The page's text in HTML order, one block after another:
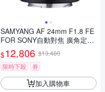
SAMYANG AF 24mm F1.8 FE
FOR SONY自動對焦 廣角定焦
鏡頭 (公司貨)
$12,806 $13,480
限時下殺
券
加入購物車